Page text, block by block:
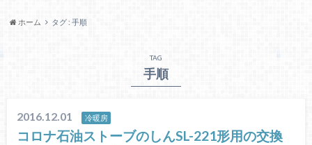
ホーム タグ : 手順
TAG
手順
2016.12.01 冷暖房
コロナ石油ストーブのしんSL-221形用の交換